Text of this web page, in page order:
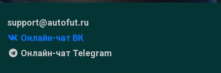
support@autofut.ru
Онлайн-чат ВК
Онлайн-чат Telegram